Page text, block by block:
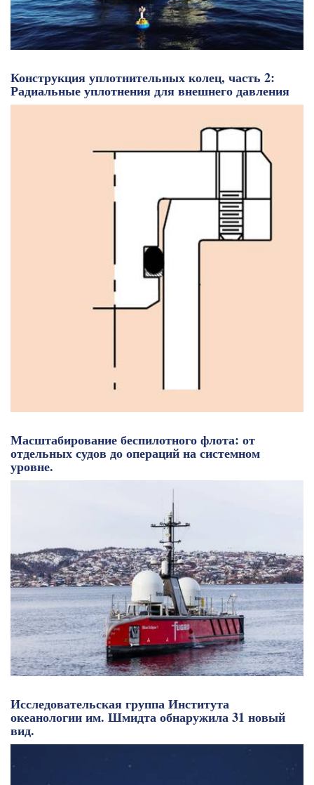
Конструкция уплотнительных колец, часть 2:
Радиальные уплотнения для внешнего давления
Масштабирование беспилотного флота: от
отдельных судов до операций на системном
уровне.
Исследовательская группа Института
океанологии им. Шмидта обнаружила 31 новый
вид.